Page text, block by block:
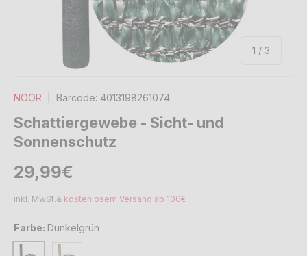
1 / von
3
NOOR Barcode: 4013198261074
Schattiergewebe - Sicht- und
Sonnenschutz
Normaler Preis
29,99€
inkl. MwSt.& kostenlosem Versand ab 100€
Farbe: Dunkelgrün
Dunkelgrün
Beige